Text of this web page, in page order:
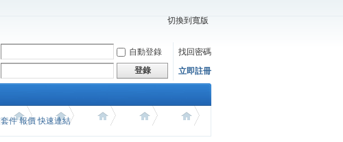
切換到寬版
自動登錄
找回密碼
登錄 立即註冊
套件 報價 快速連結